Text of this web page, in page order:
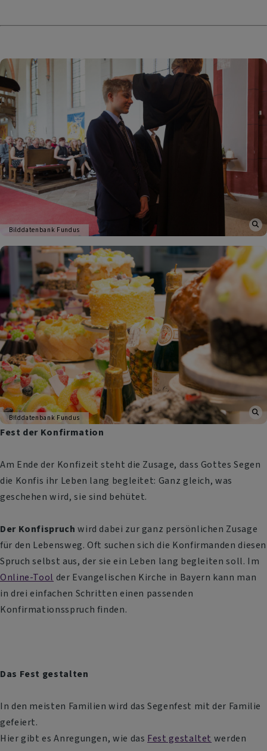
Bilddatenbank Fundus
Bilddatenbank Fundus
Fest der Konfirmation
Am Ende der Konfizeit steht die Zusage, dass Gottes Segen
die Konfis ihr Leben lang begleitet: Ganz gleich, was
geschehen wird, sie sind behütet.
Der Konfispruch wird dabei zur ganz persönlichen Zusage
für den Lebensweg. Oft suchen sich die Konfirmanden diesen
Spruch selbst aus, der sie ein Leben lang begleiten soll. Im
Online-Tool der Evangelischen Kirche in Bayern kann man
in drei einfachen Schritten einen passenden
Konfirmationsspruch finden.
Das Fest gestalten
In den meisten Familien wird das Segenfest mit der Familie
gefeiert.
Hier gibt es Anregungen, wie das Fest gestaltet werden